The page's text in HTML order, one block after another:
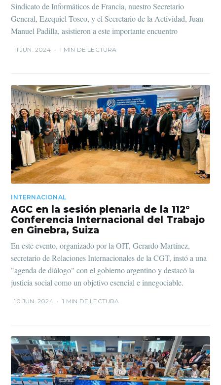
Sindicato de Informáticos de Francia, nuestro Secretario
General, Ezequiel Tosco, y el Secretario de la Actividad, Juan
Manuel Padilla, asistieron a este importante encuentro
11 JUN. 2024 • 1 MIN DE LECTURA
INTERNACIONAL
AGC en la sesión plenaria de la 112°
Conferencia Internacional del Trabajo
en Ginebra, Suiza
En este evento, organizado por la OIT, Gerardo Martínez,
secretario de Relaciones Internacionales de la CGT, instó a una
"agenda de diálogo" con el gobierno argentino y destacó la
justicia social como un objetivo esencial e innegociable.
10 JUN. 2024 • 1 MIN DE LECTURA